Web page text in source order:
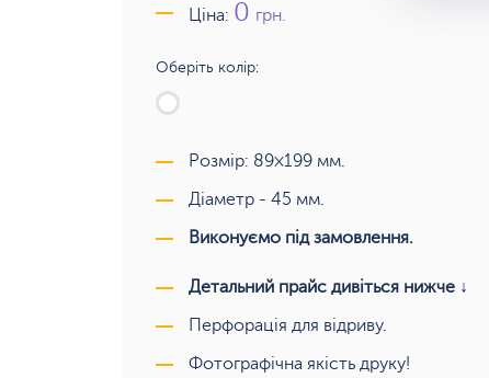
Ціна: 0 грн.
Оберіть колір:
Розмір: 89×199 мм.
Діаметр - 45 мм.
Виконуємо під замовлення.
Детальний прайс дивіться нижче ↓
Перфорація для відриву.
Фотографічна якість друку!